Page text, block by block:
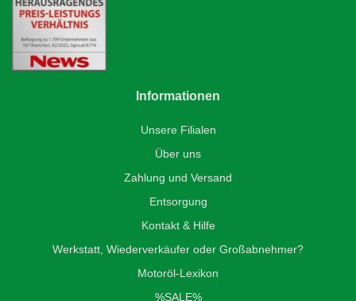
Informationen
Unsere Filialen
Über uns
Zahlung und Versand
Entsorgung
Kontakt & Hilfe
Werkstatt, Wiederverkäufer oder Großabnehmer?
Motoröl-Lexikon
%SALE%